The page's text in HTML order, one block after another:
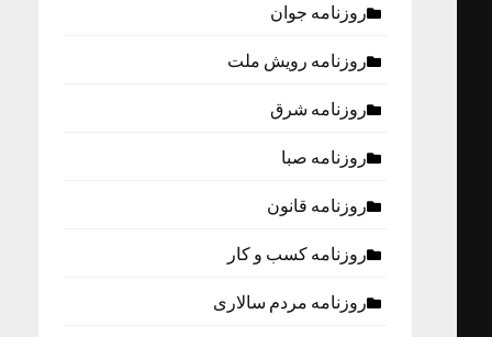
روزنامه جوان
روزنامه رویش ملت
روزنامه شرق
روزنامه صبا
روزنامه قانون
روزنامه كسب و كار
روزنامه مردم سالاری